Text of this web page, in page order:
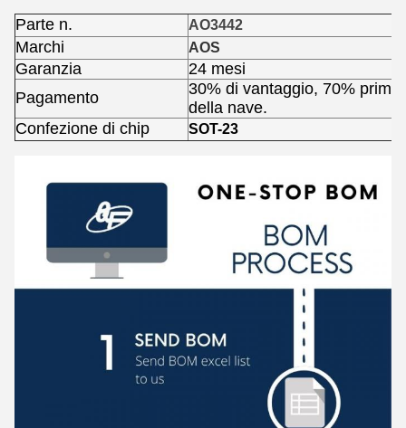
Parte n. AO3442
Marchi AOS
Garanzia
24 mesi
Pagamento
30% di vantaggio, 70% prima
della nave.
Confezione di chip
SOT-23